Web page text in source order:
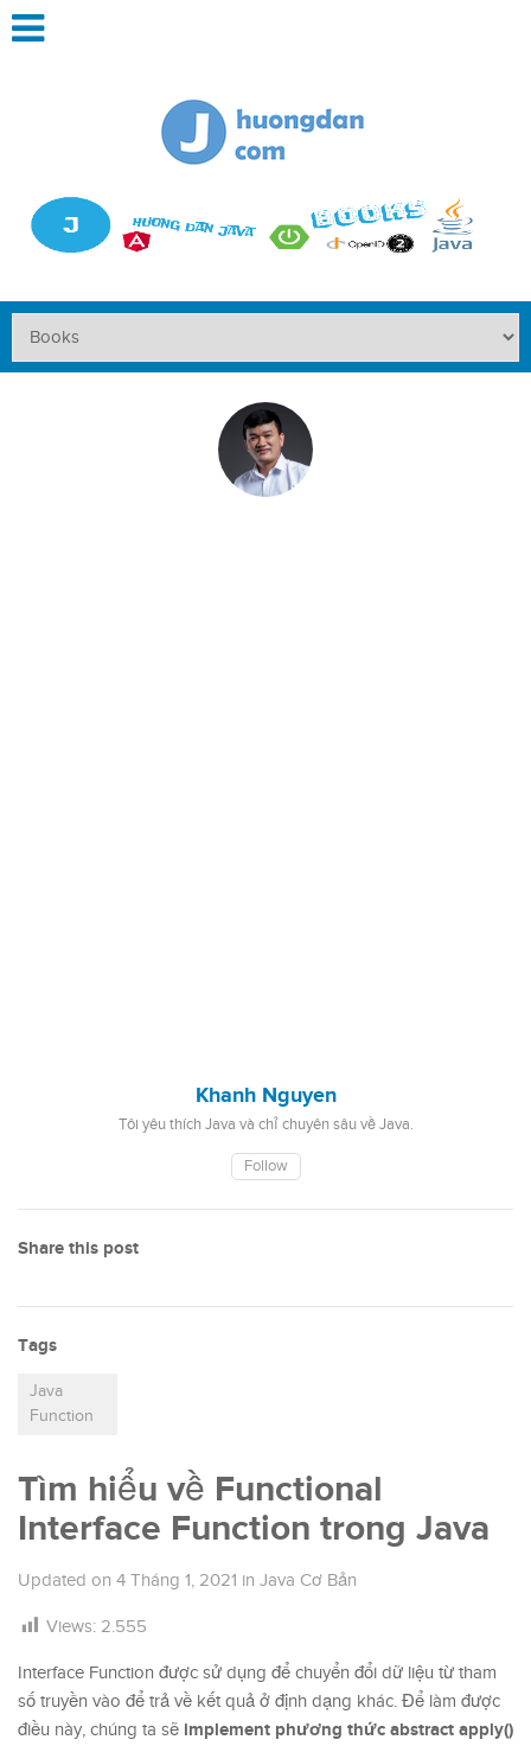
Khanh Nguyen
Tôi yêu thích Java và chỉ chuyên sâu về Java.
Follow
Share this post
Tags
Java
Function
Tìm hiểu về Functional
Interface Function trong Java
Updated on 4 Tháng 1, 2021 in Java Cơ Bản
Views: 2.555
Interface Function được sử dụng để chuyển đổi dữ liệu từ tham
số truyền vào để trả về kết quả ở định dạng khác. Để làm được
điều này, chúng ta sẽ implement phương thức abstract apply()